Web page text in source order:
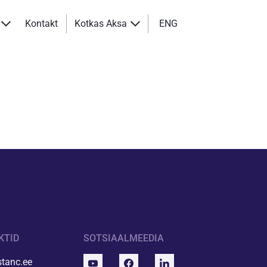
Kontakt Kotkas Aksa ENG
SOTSIAALMEEDIA